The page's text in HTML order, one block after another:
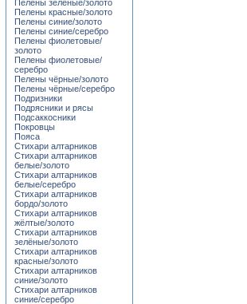
Пелены зелёные/золото
Пелены красные/золото
Пелены синие/золото
Пелены синие/серебро
Пелены фиолетовые/
золото
Пелены фиолетовые/
серебро
Пелены чёрные/золото
Пелены чёрные/серебро
Подризники
Подрясники и рясы
Подсаккосники
Покровцы
Пояса
Стихари алтарников
Стихари алтарников
белые/золото
Стихари алтарников
белые/серебро
Стихари алтарников
бордо/золото
Стихари алтарников
жёлтые/золото
Стихари алтарников
зелёные/золото
Стихари алтарников
красные/золото
Стихари алтарников
синие/золото
Стихари алтарников
синие/серебро